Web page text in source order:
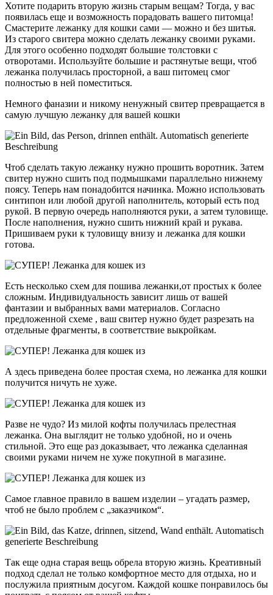
Хотите подарить вторую жизнь старым вещам? Тогда, у вас
появилась еще и возможность порадовать вашего питомца!
Смастерите лежанку для кошки сами — можно и без шитья.
Из старого свитера можно сделать лежанку своими руками.
Для этого особенно подходят большие толстовки с
отворотами. Используйте большие и растянутые вещи, чтоб
лежанка получилась просторной, а ваш питомец смог
полностью в ней поместиться.
Немного фаназии и никому ненужный свитер превращается в
самую лучшую лежанку для вашей кошки
Чтоб сделать такую лежанку нужно прошить воротник. Затем
свитер нужно сшить под подмышками параллельно нижнему
поясу. Теперь нам понадобится начинка. Можно использовать
синтипон или любой другой наполнитель, который есть под
рукой. В первую очередь наполняются руки, а затем туловище.
После наполнения, нужно сшить нижний край и рукава.
Пришиваем руки к туловищу внизу и лежанка для кошки
готова.
Есть несколько схем для пошива лежанки,от простых к более
сложным. Индивидуальность зависит лишь от вашей
фантазии и выбранных вами материалов. Согласно
предложенной схеме , ваш свитер нужно будет разрезать на
отдельные фрагменты, в соответствие выкройкам.
А здесь приведена более простая схема, но лежанка для кошки
получится ничуть не хуже.
Разве не чудо? Из милой кофты получилась прелестная
лежанка. Она выглядит не только удобной, но и очень
стильной. Это еще раз доказывает, что лежанка сделанная
своими руками ничем не хуже покупной в магазине.
Самое главное правило в вашем изделии – угадать размер,
чтоб не было проблем с „заказчиком“.
Так еще одна старая вещь обрела вторую жизнь. Креативный
подход сделал не только комфортное место для отдыха, но и
послужила приятным досугом. Каждой кошке понравилось бы